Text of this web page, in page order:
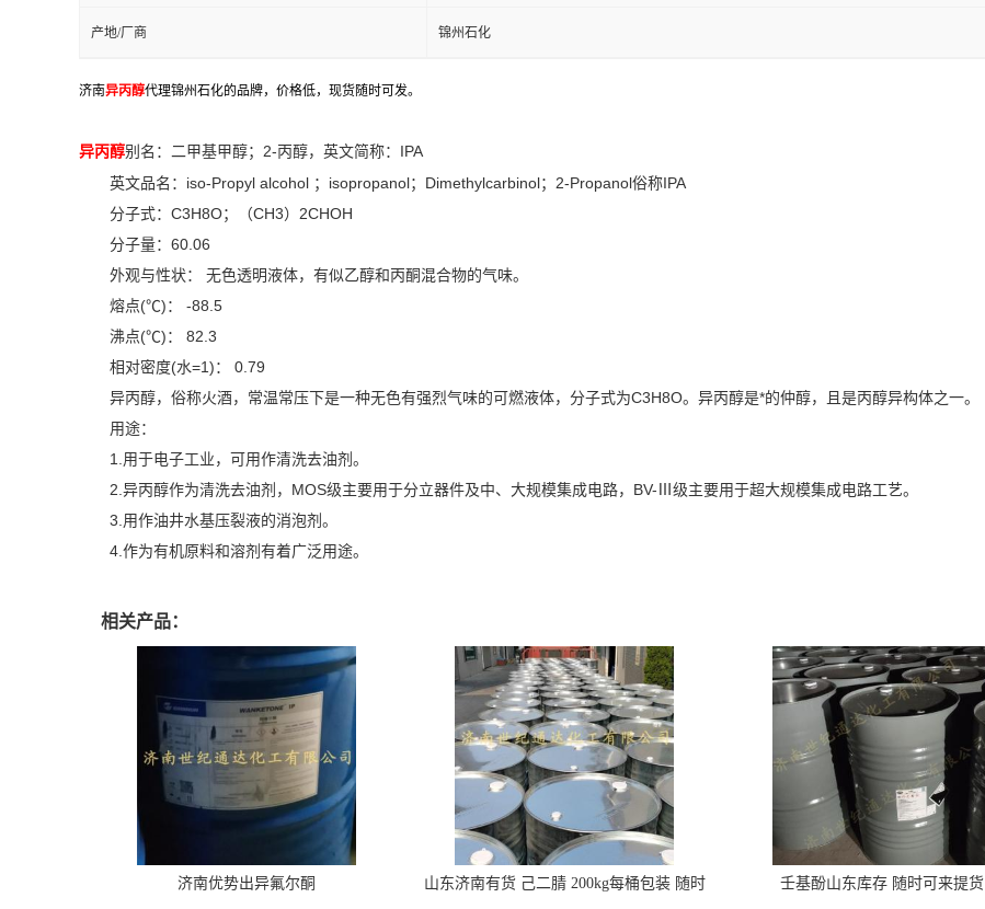
产地/厂商 锦州石化
济南异丙醇代理锦州石化的品牌，价格低，现货随时可发。
异丙醇别名：二甲基甲醇；2-丙醇，英文简称：IPA
英文品名：iso-Propyl alcohol ；isopropanol；Dimethylcarbinol；2-Propanol俗称IPA
分子式：C3H8O；（CH3）2CHOH
分子量：60.06
外观与性状： 无色透明液体，有似乙醇和丙酮混合物的气味。
熔点(℃)： -88.5
沸点(℃)： 82.3
相对密度(水=1)： 0.79
异丙醇，俗称火酒，常温常压下是一种无色有强烈气味的可燃液体，分子式为C3H8O。异丙醇是*的仲醇，且是丙醇异构体之一。
用途：
1.用于电子工业，可用作清洗去油剂。
2.异丙醇作为清洗去油剂，MOS级主要用于分立器件及中、大规模集成电路，BV-Ⅲ级主要用于超大规模集成电路工艺。
3.用作油井水基压裂液的消泡剂。
4.作为有机原料和溶剂有着广泛用途。
相关产品：
济南优势出异氟尔酮
山东济南有货 己二腈 200kg每桶包装 随时
壬基酚山东库存 随时可来提货